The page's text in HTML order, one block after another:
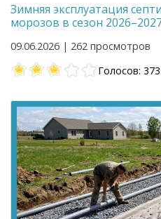
Зимняя эксплуатация
морозов в сезон
09.06.2026 | 262 просмотров
Голосов: